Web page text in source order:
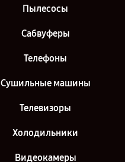
Пылесосы
Сабвуферы
Телефоны
Сушильные машины
Телевизоры
Холодильники
Видеокамеры